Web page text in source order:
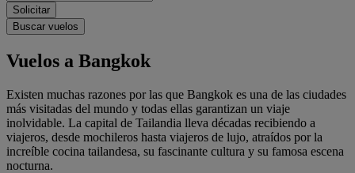
Solicitar
Buscar vuelos
Vuelos a Bangkok
Existen muchas razones por las que Bangkok es una de las ciudades
más visitadas del mundo y todas ellas garantizan un viaje
inolvidable. La capital de Tailandia lleva décadas recibiendo a
viajeros, desde mochileros hasta viajeros de lujo, atraídos por la
increíble cocina tailandesa, su fascinante cultura y su famosa escena
nocturna.